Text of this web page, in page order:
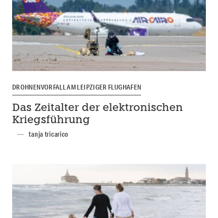
DROHNENVORFALL AM LEIPZIGER FLUGHAFEN
Das Zeitalter der elektronischen
Kriegsführung
tanja tricarico